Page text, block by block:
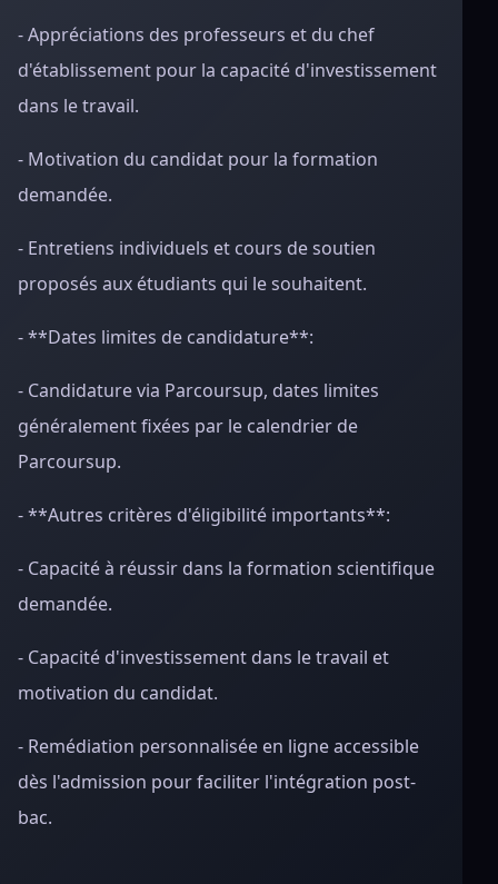
- Appréciations des professeurs et du chef
d'établissement pour la capacité d'investissement
dans le travail.
- Motivation du candidat pour la formation
demandée.
- Entretiens individuels et cours de soutien
proposés aux étudiants qui le souhaitent.
- **Dates limites de candidature**:
- Candidature via Parcoursup, dates limites
généralement fixées par le calendrier de
Parcoursup.
- **Autres critères d'éligibilité importants**:
- Capacité à réussir dans la formation scientifique
demandée.
- Capacité d'investissement dans le travail et
motivation du candidat.
- Remédiation personnalisée en ligne accessible
dès l'admission pour faciliter l'intégration post-
bac.